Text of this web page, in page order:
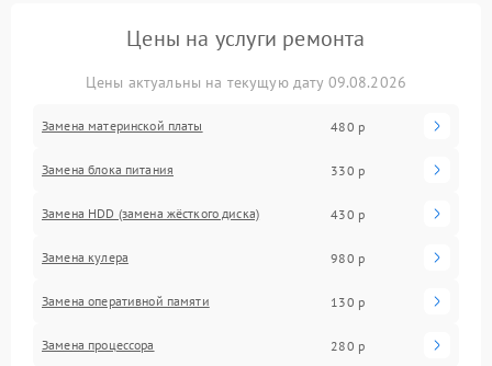
Цены на услуги ремонта
Цены актуальны на текущую дату 09.08.2026
Замена материнской платы 480 р
Замена блока питания 330 р
Замена HDD (замена жёсткого диска) 430 р
Замена кулера 980 р
Замена оперативной памяти 130 р
Замена процессора 280 р